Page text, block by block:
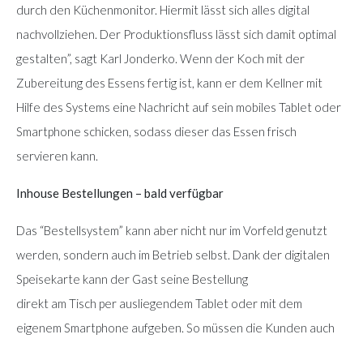
durch den Küchenmonitor. Hiermit lässt sich alles digital
nachvollziehen. Der Produktionsfluss lässt sich damit optimal
gestalten”, sagt Karl Jonderko. Wenn der Koch mit der
Zubereitung des Essens fertig ist, kann er dem Kellner mit
Hilfe des Systems eine Nachricht auf sein mobiles Tablet oder
Smartphone schicken, sodass dieser das Essen frisch
servieren kann.
Inhouse Bestellungen – bald verfügbar
Das “Bestellsystem” kann aber nicht nur im Vorfeld genutzt
werden, sondern auch im Betrieb selbst. Dank der digitalen
Speisekarte kann der Gast seine Bestellung
direkt am Tisch per ausliegendem Tablet oder mit dem
eigenem Smartphone aufgeben. So müssen die Kunden auch